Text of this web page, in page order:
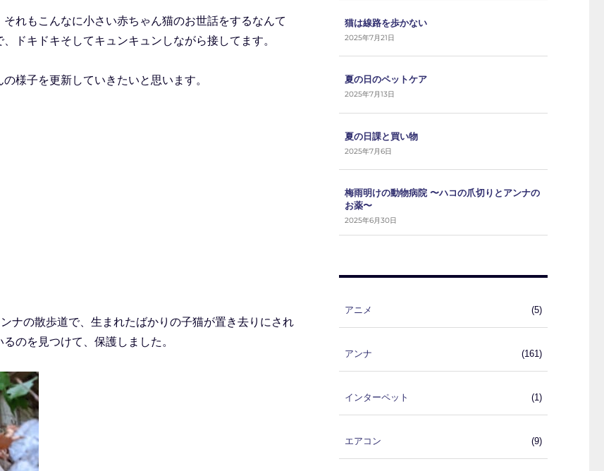
れもこんなに小さい赤ちゃん猫のお世話をするなんて
ドキドキそしてキュンキュンしながら接してます。
様子を更新していきたいと思います。
ナの散歩道で、生まれたばかりの子猫が置き去りにされ
のを見つけて、保護しました。
猫は線路を歩かない
2025年7月21日
夏の日のペットケア
2025年7月13日
夏の日課と買い物
2025年7月6日
梅雨明けの動物病院 〜ハコの爪切りとアンナの
お薬〜
2025年6月30日
アニメ (5)
アンナ (161)
インターペット (1)
エアコン (9)